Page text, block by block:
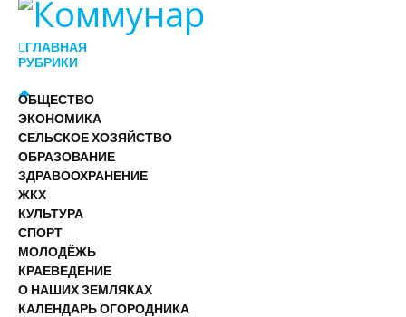
ГЛАВНАЯ
РУБРИКИ
ОБЩЕСТВО
ЭКОНОМИКА
СЕЛЬСКОЕ ХОЗЯЙСТВО
ОБРАЗОВАНИЕ
ЗДРАВООХРАНЕНИЕ
ЖКХ
КУЛЬТУРА
СПОРТ
МОЛОДЁЖЬ
КРАЕВЕДЕНИЕ
О НАШИХ ЗЕМЛЯКАХ
КАЛЕНДАРЬ ОГОРОДНИКА